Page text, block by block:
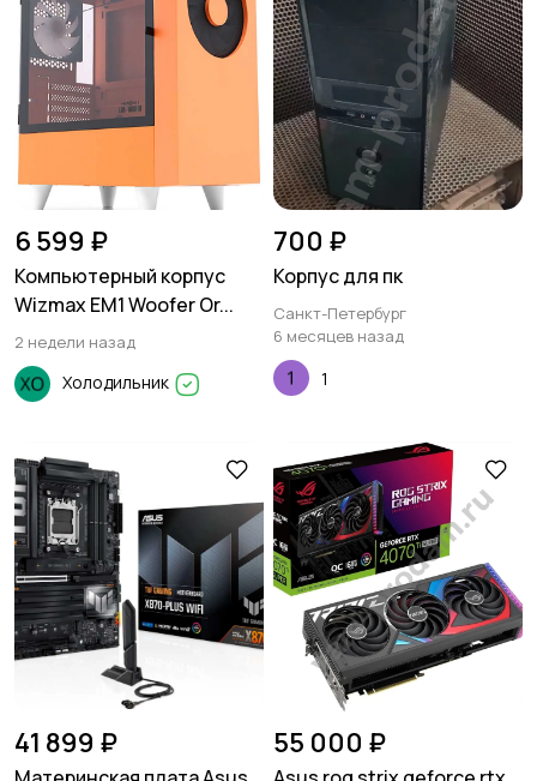
6 599 ₽
Компьютерный корпус
Wizmax EM1 Woofer Or...
2 недели назад
Холодильник
700 ₽
Корпус для пк
Санкт-Петербург
6 месяцев назад
1
41 899 ₽ 55 000 ₽